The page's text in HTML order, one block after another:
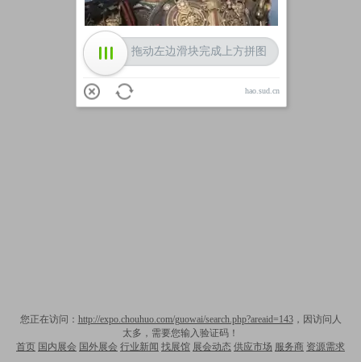
您正在访问： http://expo.chouhuo.com/guowai/search.php?areaid=143，因访问人
太多，需要您输入验证码！
首页 国内展会 国外展会 行业新闻 找展馆 展会动态 供应市场 服务商 资源需求
拖动左边滑块完成上方拼图
hao.sud.cn